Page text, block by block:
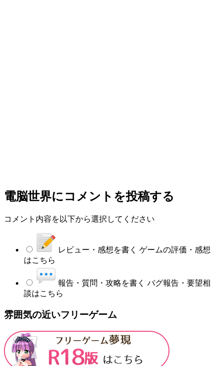
電脳世界にコメントを投稿する
コメント内容を以下から選択してください
レビュー・感想を書く ゲームの評価・感想
はこちら
報告・質問・攻略を書く バグ報告・要望相
談はこちら
雰囲気の近いフリーゲーム